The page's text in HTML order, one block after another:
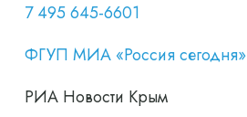
7 495 645-6601
ФГУП МИА «Россия сегодня»
РИА Новости Крым